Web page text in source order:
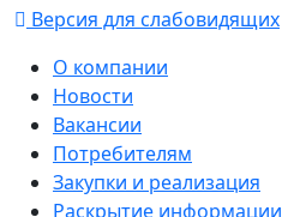
Версия для слабовидящих
О компании
Новости
Вакансии
Потребителям
Закупки и реализация
Раскрытие информации